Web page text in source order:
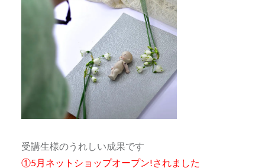
受講生様のうれしい成果です
①5月ネットショップオープン!されました